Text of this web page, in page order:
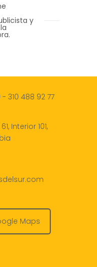
y
- 310 488 92 77
Interior 101,
Maps